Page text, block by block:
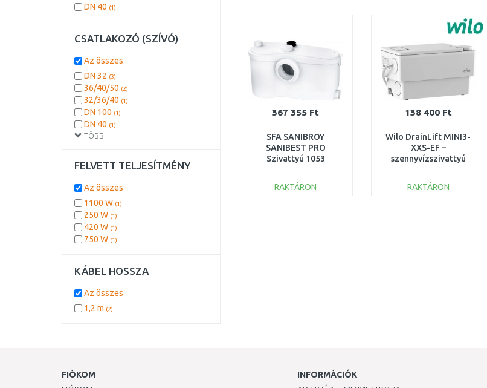
Összehasonlítás
367 355 Ft
SFA SANIBROY
SANIBEST PRO
Szivattyú 1053
RAKTÁRON
138 400 Ft
Wilo DrainLift MINI3-
XXS-EF –
szennyvízszivattyú
és kádhoz 6095126
RAKTÁRON
DN 40 (1)
CSATLAKOZÓ (SZÍVÓ)
TÖBB
Az összes
DN 32 (3)
36/40/50 (2)
32/36/40 (1)
DN 100 (1)
DN 40 (1)
FELVETT TELJESÍTMÉNY
Az összes
1100 W (1)
250 W (1)
420 W (1)
750 W (1)
KÁBEL HOSSZA
Az összes
1,2 m (2)
FIÓKOM
INFORMÁCIÓK